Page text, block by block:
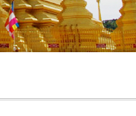
후원안내
보시안내
권선공지
교학문답
수행문답
앨범